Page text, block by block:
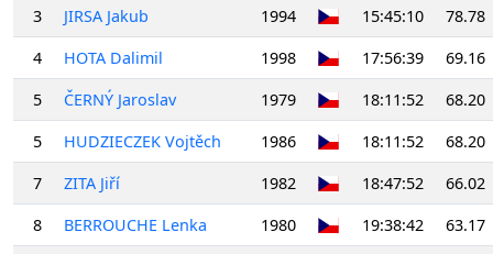
3
JIRSA Jakub 1994 15:45:10
78.78
4
HOTA Dalimil 1998 17:56:39
69.16
5
ČERNÝ Jaroslav 1979 18:11:52
68.20
5
HUDZIECZEK Vojtěch 1986 18:11:52
68.20
7
ZITA Jiří 1982 18:47:52
66.02
8
BERROUCHE Lenka 1980 19:38:42
63.17